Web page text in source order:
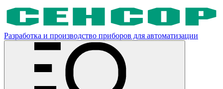
Разработка и производство приборов для автоматизации